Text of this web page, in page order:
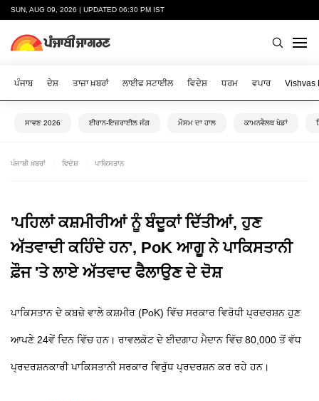
SUN, AUG 09, 2026 | UPDATED 06:30 PM IST
ਪੰਜਾਬ ਦੇਸ਼ ਤਾਜ਼ਾ ਖ਼ਬਰਾਂ ਲਾਈਫ ਸਟਾਈਲ ਵਿਦੇਸ਼ ਧਰਮ ਵਪਾਰ Vishvas
ਸਾਵਣ 2026 ਈਰਾਨ-ਇਜ਼ਰਾਈਲ ਜੰਗ ਮੌਸਮ ਦਾ ਹਾਲ ਕਾਮਨਵੈਲਥ ਖੇਡਾਂ
ਪੰਜਾਬੀ ਖ਼ਬਰਾਂ ਵਿਦੇਸ਼ ਪਾਕਿਸਤਾਨ
'ਪਹਿਲਾਂ ਕਸ਼ਮੀਰੀਆਂ ਨੂੰ ਬੰਦੂਕਾਂ ਦਿੱਤੀਆਂ, ਹੁਣ
ਅੱਤਵਾਦੀ ਕਹਿੰਦੇ ਹਨ', PoK ਆਗੂ ਨੇ ਪਾਕਿਸਤਾਨੀ
ਫ਼ੌਜ 'ਤੇ ਲਾਏ ਅੱਤਵਾਦ ਫੈਲਾਉਣ ਦੇ ਦੋਸ਼
ਪਾਕਿਸਤਾਨ ਦੇ ਕਬਜ਼ੇ ਵਾਲੇ ਕਸ਼ਮੀਰ (PoK) ਵਿੱਚ ਸਰਕਾਰ ਵਿਰੋਧੀ ਪ੍ਰਦਰਸ਼ਨ ਹੁਣ
ਆਪਣੇ 24ਵੇਂ ਦਿਨ ਵਿੱਚ ਹਨ। ਰਾਵਲਕੋਟ ਦੇ ਈਦਗਾਹ ਮੈਦਾਨ ਵਿੱਚ 80,000 ਤੋਂ ਵੱਧ
ਪ੍ਰਦਰਸ਼ਨਕਾਰੀ ਪਾਕਿਸਤਾਨੀ ਸਰਕਾਰ ਵਿਰੁੱਧ ਪ੍ਰਦਰਸ਼ਨ ਕਰ ਰਹੇ ਹਨ।